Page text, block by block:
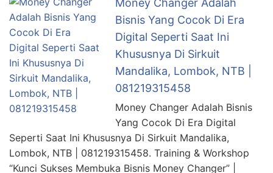
Money Changer Adalah
Bisnis Yang Cocok Di Era
Digital Seperti Saat Ini
Khususnya Di Sirkuit
Mandalika, Lombok, NTB |
081219315458
Money Changer Adalah Bisnis
Yang Cocok Di Era Digital
Seperti Saat Ini Khususnya Di Sirkuit Mandalika,
Lombok, NTB | 081219315458. Training & Workshop
“Kunci Sukses Membuka Bisnis Money Changer” |